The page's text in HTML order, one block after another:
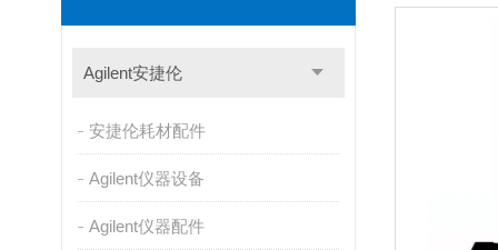
Agilent安捷伦
安捷伦耗材配件
Agilent仪器设备
Agilent仪器配件